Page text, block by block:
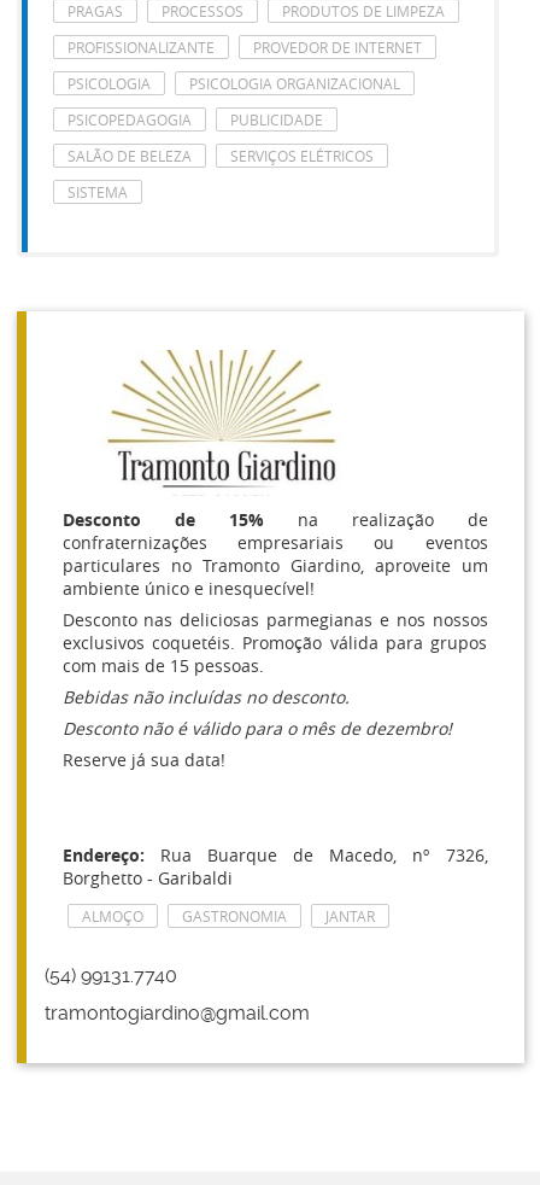
PRAGAS
PROCESSOS
PRODUTOS DE LIMPEZA
PROFISSIONALIZANTE
PROVEDOR DE INTERNET
PSICOLOGIA
PSICOLOGIA ORGANIZACIONAL
PSICOPEDAGOGIA
PUBLICIDADE
SALÃO DE BELEZA
SERVIÇOS ELÉTRICOS
SISTEMA
Desconto de 15%na realização de
confraternizações empresariais ou eventos
particulares no Tramonto Giardino, aproveite um
ambiente único e inesquecível!
Desconto nas deliciosas parmegianas e nos nossos
exclusivos coquetéis. Promoção válida para grupos
com mais de 15 pessoas.
Bebidas não incluídas no desconto.
Desconto não é válido para o mês de dezembro!
Reserve já sua data!
Endereço: Rua Buarque de Macedo, nº 7326,
Borghetto - Garibaldi
ALMOÇO GASTRONOMIA JANTAR
(54) 99131.7740
tramontogiardino@gmail.com